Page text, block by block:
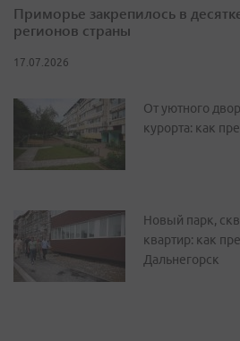
Приморье закрепилось в
регионов страны
17.07.2026
От уютного
курорта: как
Новый парк,
квартир: как
Дальнегорск